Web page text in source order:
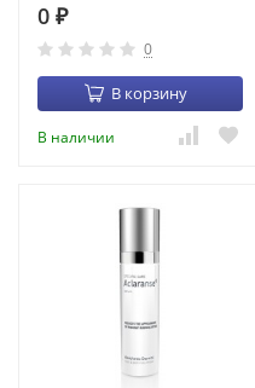
0 ₽
0
В корзину
В наличии